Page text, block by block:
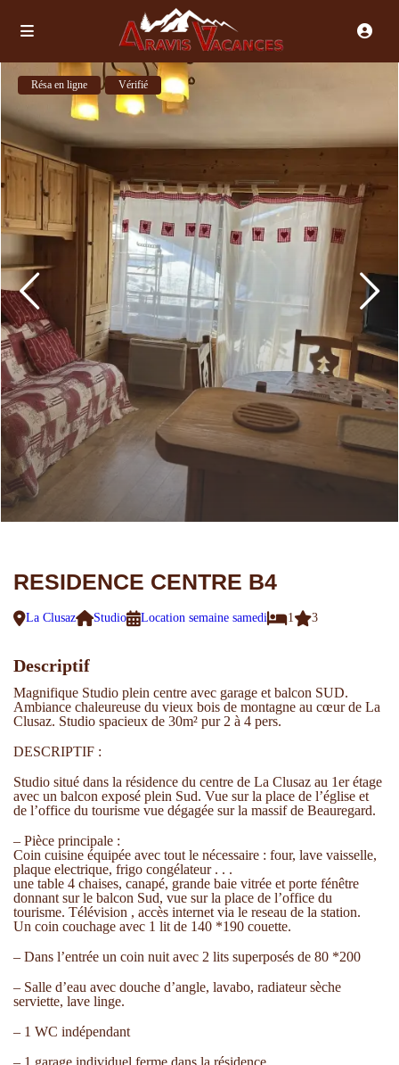
Résa en ligne Vérifié
RESIDENCE CENTRE B4
La Clusaz Studio Location semaine samedi 1 3
Descriptif
Magnifique Studio plein centre avec garage et balcon SUD.
Ambiance chaleureuse du vieux bois de montagne au cœur de La
Clusaz. Studio spacieux de 30m² pur 2 à 4 pers.
DESCRIPTIF :
Studio situé dans la résidence du centre de La Clusaz au 1er étage
avec un balcon exposé plein Sud. Vue sur la place de l’église et
de l’office du tourisme vue dégagée sur la massif de Beauregard.
– Pièce principale :
Coin cuisine équipée avec tout le nécessaire : four, lave vaisselle,
plaque electrique, frigo congélateur . . .
une table 4 chaises, canapé, grande baie vitrée et porte fénêtre
donnant sur le balcon Sud, vue sur la place de l’office du
tourisme. Télévision , accès internet via le reseau de la station.
Un coin couchage avec 1 lit de 140 *190 couette.
– Dans l’entrée un coin nuit avec 2 lits superposés de 80 *200
– Salle d’eau avec douche d’angle, lavabo, radiateur sèche
serviette, lave linge.
– 1 WC indépendant
– 1 garage individuel ferme dans la résidence.